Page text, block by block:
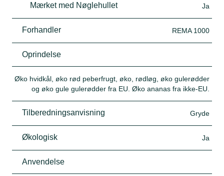
Mærket med Nøglehullet Ja
Forhandler REMA 1000
Oprindelse
Øko hvidkål, øko rød peberfrugt, øko, rødløg, øko gulerødder
og øko gule gulerødder fra EU. Øko ananas fra ikke-EU.
Tilberedningsanvisning Gryde
Økologisk Ja
Anvendelse